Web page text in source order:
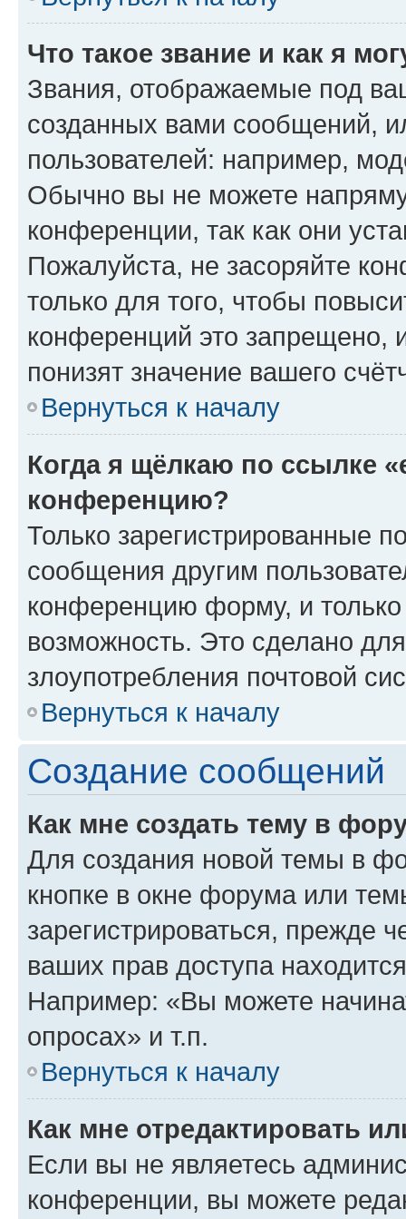
Что такое звание и как я
Звания, отображаемые под
созданных вами сообщений,
пользователей: например,
Обычно вы не можете
конференции, так как они
Пожалуйста, не засоряйте
только для того, чтобы
конференций это запрещено,
понизят значение вашего
Вернуться к началу
Когда я щёлкаю по ссылке
конференцию?
Только зарегистрированные
сообщения другим
конференцию форму, и
возможность. Это сделано
злоупотребления почтовой
Вернуться к началу
Создание сообщений
Как мне создать тему в
Для создания новой темы в
кнопке в окне форума или
зарегистрироваться, прежде
ваших прав доступа
Например: «Вы можете
опросах» и т.п.
Вернуться к началу
Как мне отредактировать
Если вы не являетесь
конференции, вы можете